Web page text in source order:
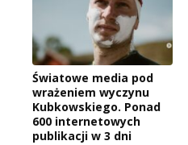
Światowe media pod
wrażeniem wyczynu
Kubkowskiego. Ponad
600 internetowych
publikacji w 3 dni